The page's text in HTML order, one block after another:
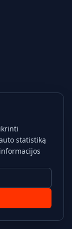
statistiką